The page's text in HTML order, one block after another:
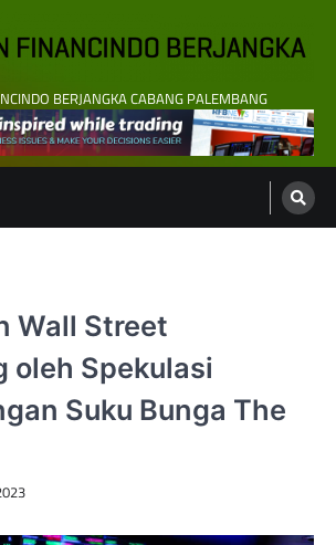
BERJANGKA CABANG PALEMBANG
Wall Street
oleh Spekulasi
Suku Bunga The